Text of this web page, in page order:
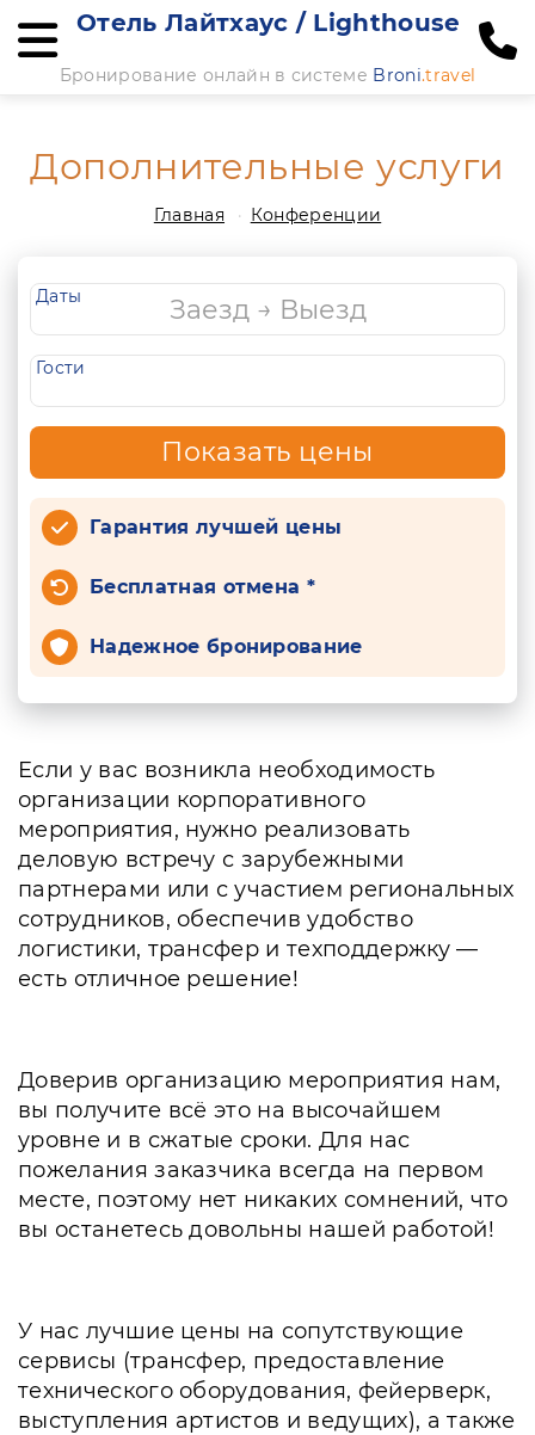
Отель Лайтхаус / Lighthouse
Бронирование онлайн в системе Broni.travel
Дополнительные услуги
Главная Конференции
Даты
Гости
Показать цены
Гарантия лучшей цены
Бесплатная отмена *
Надежное бронирование
Если у вас возникла необходимость
организации корпоративного
мероприятия, нужно реализовать
деловую встречу с зарубежными
партнерами или с участием региональных
сотрудников, обеспечив удобство
логистики, трансфер и техподдержку —
есть отличное решение!
Доверив организацию мероприятия нам,
вы получите всё это на высочайшем
уровне и в сжатые сроки. Для нас
пожелания заказчика всегда на первом
месте, поэтому нет никаких сомнений, что
вы останетесь довольны нашей работой!
У нас лучшие цены на сопутствующие
сервисы (трансфер, предоставление
технического оборудования, фейерверк,
выступления артистов и ведущих), а также